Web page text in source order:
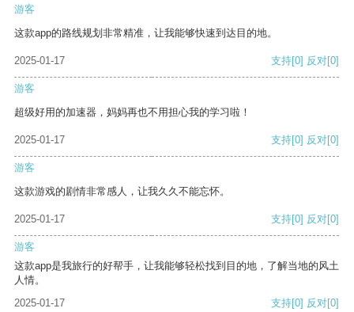
游客
这款app的路线规划非常精准，让我能够快速到达目的地。
2025-01-17 支持[0] 反对[0]
游客
超级好用的加速器，妈妈再也不用担心我的学习啦！
2025-01-17 支持[0] 反对[0]
游客
这款游戏的剧情非常感人，让我久久不能忘怀。
2025-01-17 支持[0] 反对[0]
游客
这款app是我旅行的好帮手，让我能够轻松找到目的地，了解当地的风土
人情。
2025-01-17
支持[0] 反对[0]